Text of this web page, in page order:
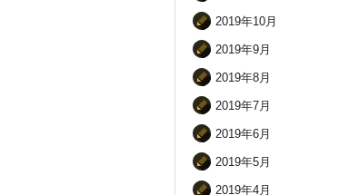
2019年10月
2019年9月
2019年8月
2019年7月
2019年6月
2019年5月
2019年4月